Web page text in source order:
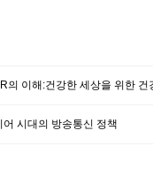
의 이해:건강한 세상을 위한 건
어 시대의 방송통신 정책